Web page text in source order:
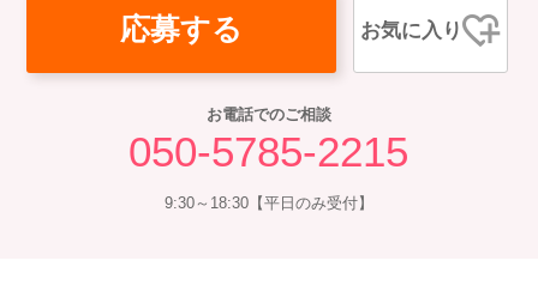
応募する お気に入り
お電話でのご相談
050-5785-2215
9:30～18:30【平日のみ受付】